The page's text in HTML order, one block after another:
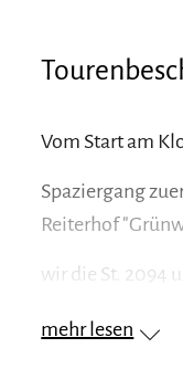
Vom Start am
Spaziergang
Reiterhof
wir die St. 2094
mehr lesen